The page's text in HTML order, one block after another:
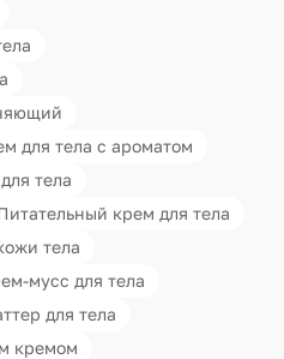
для тела с ароматом
тела
крем для тела
тела
мусс для тела
для тела
кремом